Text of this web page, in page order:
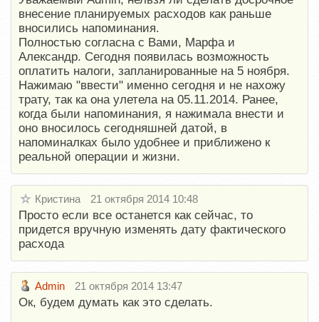
внесение планируемых расходов как раньше
вносились напоминания.
Полностью согласна с Вами, Марфа и
Александр. Сегодня появилась возможность
оплатить налоги, запланированные на 5 ноября.
Нажимаю "ввести" именно сегодня и не нахожу
трату, так ка она улетела на 05.11.2014. Ранее,
когда были напоминания, я нажимала внести и
оно вносилось сегодняшней датой, в
напоминалках было удобнее и приближено к
реальной операции и жизни.
Кристина 21 октября 2014 10:48
Просто если все останется как сейчас, то
придется вручную изменять дату фактического
расхода
Admin 21 октября 2014 13:47
Ок, будем думать как это сделать.